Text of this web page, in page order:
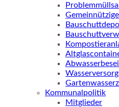
Kommunalpolitik
Mitglieder